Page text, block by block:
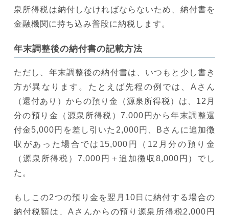
泉所得税は納付しなければならないため、納付書を
金融機関に持ち込み普段に納税します。
年末調整後の納付書の記載方法
ただし、年末調整後の納付書は、いつもと少し書き
方が異なります。たとえば先程の例では、Aさん
（還付あり）からの預り金（源泉所得税）は、12月
分の預り金（源泉所得税）7,000円から年末調整還
付金5,000円を差し引いた2,000円、Bさんに追加徴
収があった場合では15,000円（12月分の預り金
（源泉所得税）7,000円＋追加徴収8,000円）でし
た。
もしこの2つの預り金を翌月10日に納付する場合の
納付税額は、Aさんからの預り源泉所得税2,000円